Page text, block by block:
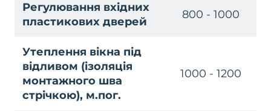
Регулювання вхідних
пластикових дверей
800 - 1000
Утеплення вікна під
відливом (ізоляція
монтажного шва
стрічкою), м.пог.
1000 - 1200